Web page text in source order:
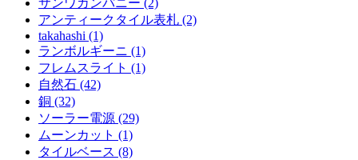
アンティークタイル表札 (2)
takahashi (1)
ランボルギーニ (1)
フレムスライト (1)
自然石 (42)
銅 (32)
ソーラー電源 (29)
ムーンカット (1)
タイルベース (8)